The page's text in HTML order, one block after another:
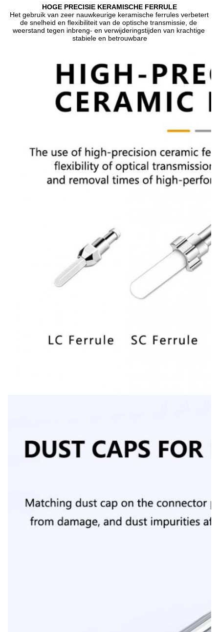
HOGE PRECISIE KERAMISCHE FERRULE
Het gebruik van zeer nauwkeurige keramische ferrules verbetert
de snelheid en flexibiliteit van de optische transmissie, de
weerstand tegen inbreng- en verwijderingstijden van krachtige
stabiele en betrouwbare